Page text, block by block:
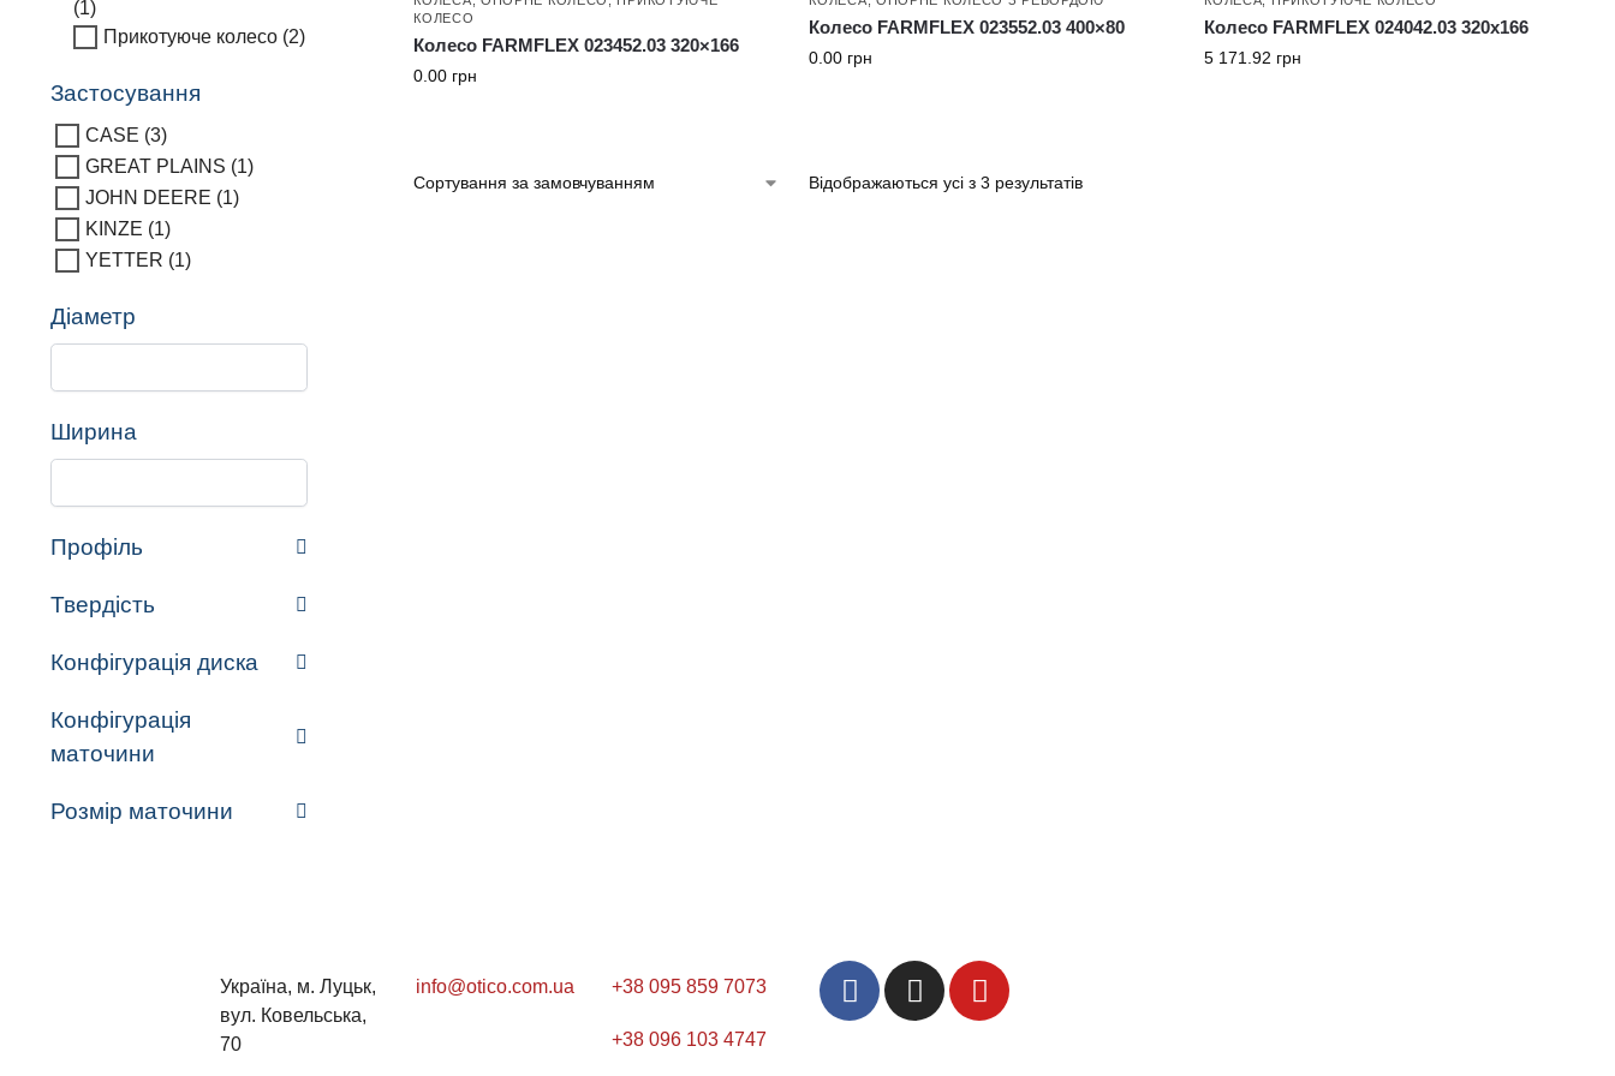
КОЛЕСО
Колесо FARMFLEX 023452.03 320×166
0.00 грн
Колесо FARMFLEX 023552.03 400×80
0.00 грн
Колесо FARMFLEX 024042.03 320х166
5 171.92 грн
Відображаються усі з 3 результатів
(1)
Прикотуюче колесо(2)
Застосування
CASE (3)
GREAT PLAINS (1)
JOHN DEERE (1)
KINZE (1)
YETTER (1)
Діаметр
Ширина
Профіль
Твердість
Конфігурація диска
Конфігурація
маточини
Розмір маточини
Україна, м. Луцьк,
вул. Ковельська,
70
info@otico.com.ua +38 095 859 7073
+38 096 103 4747